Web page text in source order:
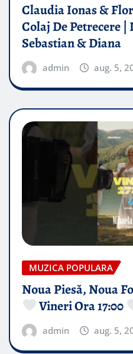
Claudia Ionas &
Colaj De Petrecere
Sebastian & Diana
admin aug. 5,
MUZICA POPULARA
Noua Piesă, Noua
Vineri Ora 17:00
admin aug. 5,